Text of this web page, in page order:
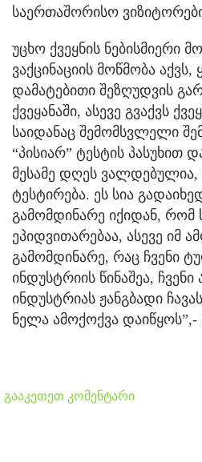
საერთაშორისო
უცხო ქვეყნის ნებისმიერი
ვაქცინაციის მოწმობა
დამატებითი შეზღუდვის
ქვეყანაში, ასევე გვაქვს
საიდანაც შემომსვლელი
“პისიარ” ტესტის პასუხით
მესამე დღეს ვალდებულია,
ტესტირება. ეს სია
გამომდინარე იქიდან, რომ
ეპიდვითარებაა, ასევე იმ
გამომდინარე, რაც ჩვენი
ინდუსტრიის წინაშეა,
ინდუსტრიას ჟანგბადი
ნელა ამოქოქვა დაიწყოს”,-
გააკეთეთ კომენტარი